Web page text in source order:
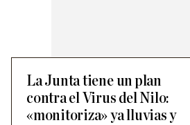
La Junta tiene un plan
contra el Virus del Nilo:
«monitoriza» ya lluvias y